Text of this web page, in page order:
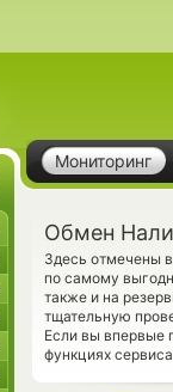
Мониторинг
Обмен
Здесь отмечены
по самому
также и на
тщательную
Если вы впервые
функциях